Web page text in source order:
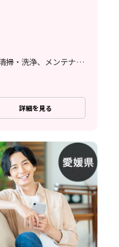
検査、マシンオペレーター、清掃・洗浄、メンテナンス・保全、ライン作業
詳細を見る